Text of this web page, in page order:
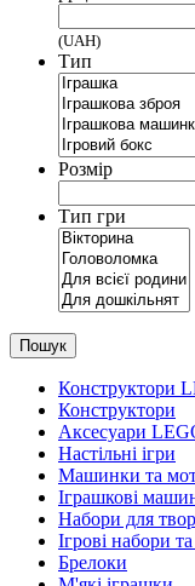
(UAH)
Тип
Розмір
Тип гри
Пошук
Конструктори
Конструктори
Аксесуари
Настільні ігри
Машинки та
Іграшкові
Набори для
Ігрові набори
Брелоки